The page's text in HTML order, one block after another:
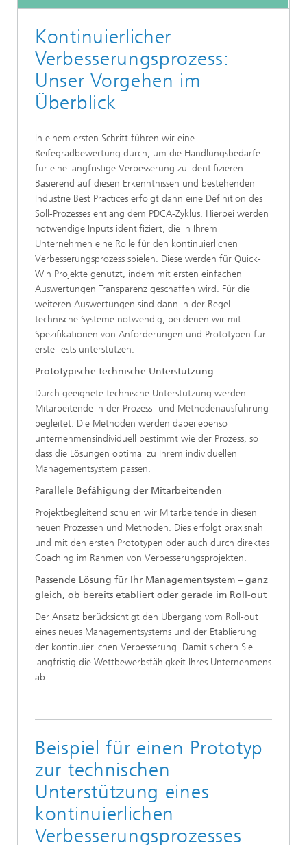
Kontinuierlicher
Verbesserungsprozess:
Unser Vorgehen im
Überblick
In einem ersten Schritt führen wir eine
Reifegradbewertung durch, um die Handlungsbedarfe
für eine langfristige Verbesserung zu identifizieren.
Basierend auf diesen Erkenntnissen und bestehenden
Industrie Best Practices erfolgt dann eine Definition des
Soll-Prozesses entlang dem PDCA-Zyklus. Hierbei werden
notwendige Inputs identifiziert, die in Ihrem
Unternehmen eine Rolle für den kontinuierlichen
Verbesserungsprozess spielen. Diese werden für Quick-
Win Projekte genutzt, indem mit ersten einfachen
Auswertungen Transparenz geschaffen wird. Für die
weiteren Auswertungen sind dann in der Regel
technische Systeme notwendig, bei denen wir mit
Spezifikationen von Anforderungen und Prototypen für
erste Tests unterstützen.
Prototypische technische Unterstützung
Durch geeignete technische Unterstützung werden
Mitarbeitende in der Prozess- und Methodenausführung
begleitet. Die Methoden werden dabei ebenso
unternehmensindividuell bestimmt wie der Prozess, so
dass die Lösungen optimal zu Ihrem individuellen
Managementsystem passen.
Parallele Befähigung der Mitarbeitenden
Projektbegleitend schulen wir Mitarbeitende in diesen
neuen Prozessen und Methoden. Dies erfolgt praxisnah
und mit den ersten Prototypen oder auch durch direktes
Coaching im Rahmen von Verbesserungsprojekten.
Passende Lösung für Ihr Managementsystem – ganz
gleich, ob bereits etabliert oder gerade im Roll-out
Der Ansatz berücksichtigt den Übergang vom Roll-out
eines neues Managementsystems und der Etablierung
der kontinuierlichen Verbesserung. Damit sichern Sie
langfristig die Wettbewerbsfähigkeit Ihres Unternehmens
ab.
Beispiel für einen Prototyp
zur technischen
Unterstützung eines
kontinuierlichen
Verbesserungsprozesses